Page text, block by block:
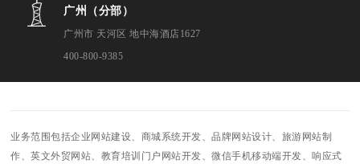
广州（分部）
广州市 天河区 地中海酒店1627
400-800-9385
业务范围包括企业网站建设、商城系统开发、品牌网站设计、旅游网站制
作、英文外贸网站、教育培训门户网站开发、微信手机移动端开发、响应式